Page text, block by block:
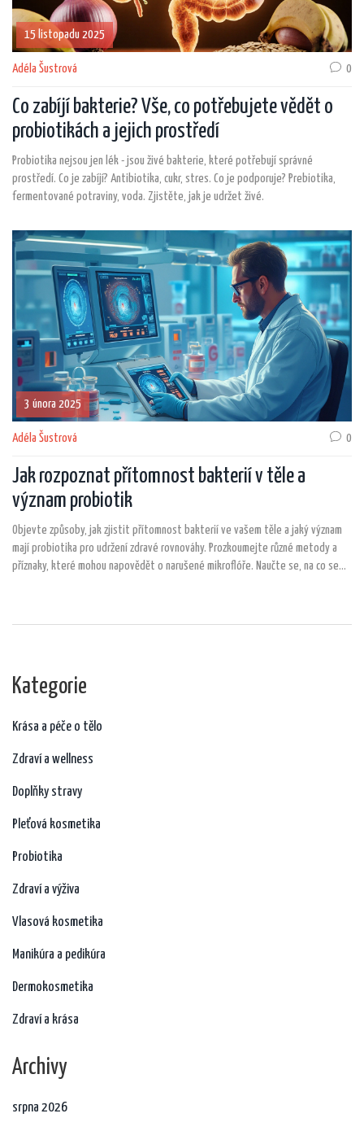
15 listopadu 2025
Adéla Šustrová 0
Co zabíjí bakterie? Vše, co potřebujete vědět o
probiotikách a jejich prostředí
Probiotika nejsou jen lék - jsou živé bakterie, které potřebují správné
prostředí. Co je zabíjí? Antibiotika, cukr, stres. Co je podporuje? Prebiotika,
fermentované potraviny, voda. Zjistěte, jak je udržet živé.
3 února 2025
Adéla Šustrová 0
Jak rozpoznat přítomnost bakterií v těle a
význam probiotik
Objevte způsoby, jak zjistit přítomnost bakterií ve vašem těle a jaký význam
mají probiotika pro udržení zdravé rovnováhy. Prozkoumejte různé metody a
příznaky, které mohou napovědět o narušené mikroflóře. Naučte se, na co se
Kategorie
Krása a péče o tělo
Zdraví a wellness
Doplňky stravy
Pleťová kosmetika
Probiotika
Zdraví a výživa
Vlasová kosmetika
Manikúra a pedikúra
Dermokosmetika
Zdraví a krása
Archivy
srpna 2026